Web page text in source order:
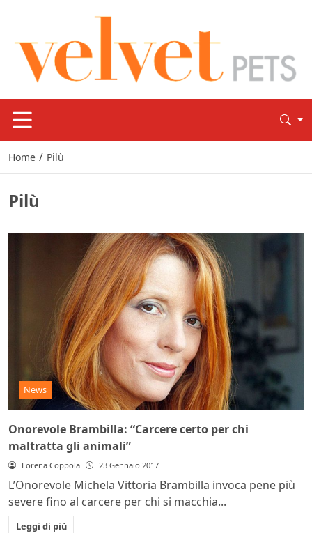
Home / Pilù
Pilù
News
Onorevole Brambilla: “Carcere certo per chi
maltratta gli animali”
Lorena Coppola 23 Gennaio 2017
L’Onorevole Michela Vittoria Brambilla invoca pene più
severe fino al carcere per chi si macchia...
Leggi di più